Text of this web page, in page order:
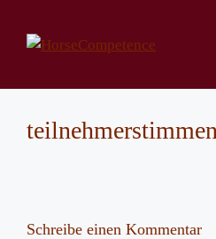
Inhalt
springen
Schreibe einen Kommentar